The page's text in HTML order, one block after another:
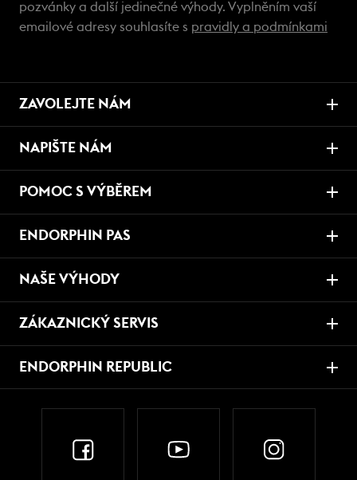
pozvánky a další jedinečné výhody. Vyplněním vaší
emailové adresy souhlasíte s pravidly a podmínkami
ZAVOLEJTE NÁM
NAPIŠTE NÁM
POMOC S VÝBĚREM
ENDORPHIN PAS
NAŠE VÝHODY
ZÁKAZNICKÝ SERVIS
ENDORPHIN REPUBLIC